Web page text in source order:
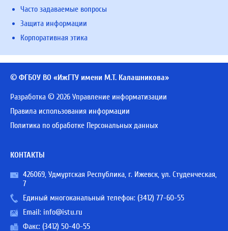
Часто задаваемые вопросы
Защита информации
Корпоративная этика
© ФГБОУ ВО «ИжГТУ имени М.Т. Калашникова»
Разработка © 2026 Управление информатизации
Правила использования информации
Политика по обработке Персональных данных
КОНТАКТЫ
426069, Удмуртская Республика, г. Ижевск, ул. Студенческая,
7
Единый многоканальный телефон: (3412) 77-60-55
Email: info@istu.ru
Факс: (3412) 50-40-55